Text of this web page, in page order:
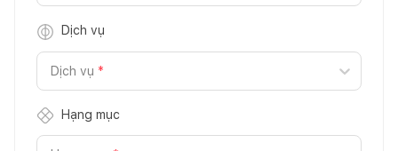
Dịch vụ
Dịch vụ *
Hạng mục